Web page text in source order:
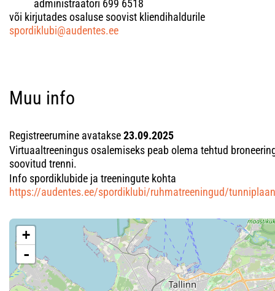
administraatori 699 6518
või kirjutades osaluse soovist kliendihaldurile
spordiklubi@audentes.ee
Muu info
Registreerumine avatakse23.09.2025
Virtuaaltreeningus osalemiseks peab olema tehtud
soovitud trenni.
Info spordiklubide ja treeningute kohta
https://audentes.ee/spordiklubi/ruhmatreeningud/
+
-